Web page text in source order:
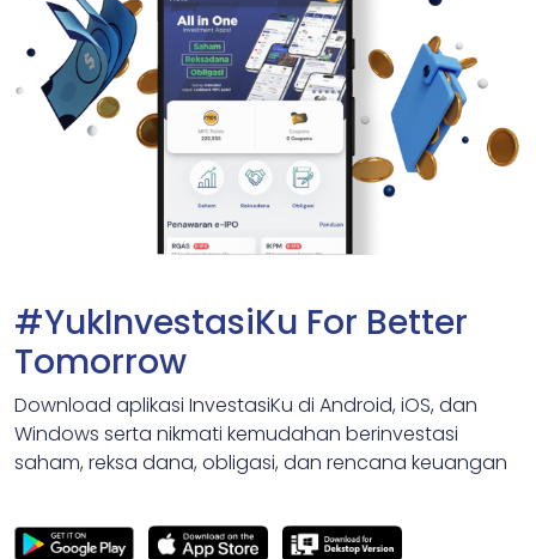
#YukInvestasiKu For Better
Tomorrow
Download aplikasi InvestasiKu di Android, iOS, dan
Windows serta nikmati kemudahan berinvestasi
saham, reksa dana, obligasi, dan rencana keuangan